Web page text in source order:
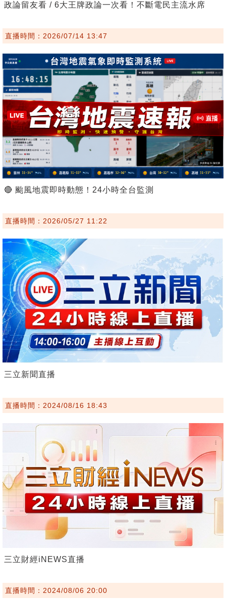
政論留友看 / 6大王牌政論一次看！不斷電民主流水席
直播時間：2026/07/14 13:47
🔴 颱風地震即時動態！24小時全台監測
直播時間：2026/05/27 11:22
三立新聞直播
直播時間：2024/08/16 18:43
三立財經iNEWS直播
直播時間：2024/08/06 20:00